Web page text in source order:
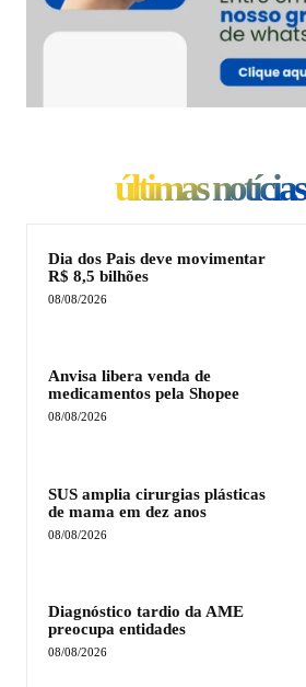
últimas notícias
Dia dos Pais deve movimentar
R$ 8,5 bilhões
08/08/2026
Anvisa libera venda de
medicamentos pela Shopee
08/08/2026
SUS amplia cirurgias plásticas
de mama em dez anos
08/08/2026
Diagnóstico tardio da AME
preocupa entidades
08/08/2026